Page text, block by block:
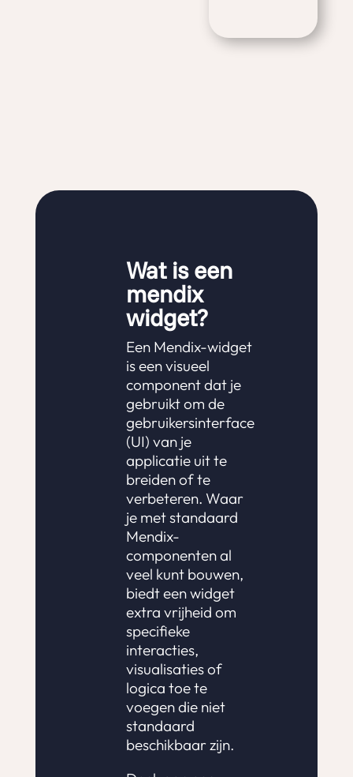
Wat is een
mendix
widget?
Een Mendix-widget
is een visueel
component dat je
gebruikt om de
gebruikersinterface
(UI) van je
applicatie uit te
breiden of te
verbeteren. Waar
je met standaard
Mendix-
componenten al
veel kunt bouwen,
biedt een widget
extra vrijheid om
specifieke
interacties,
visualisaties of
logica toe te
voegen die niet
standaard
beschikbaar zijn.